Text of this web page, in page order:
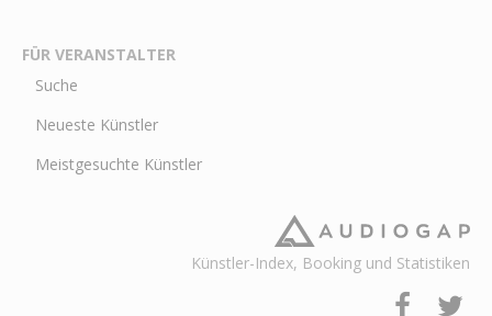
FÜR VERANSTALTER
Suche
Neueste Künstler
Meistgesuchte Künstler
Künstler-Index, Booking und Statistiken